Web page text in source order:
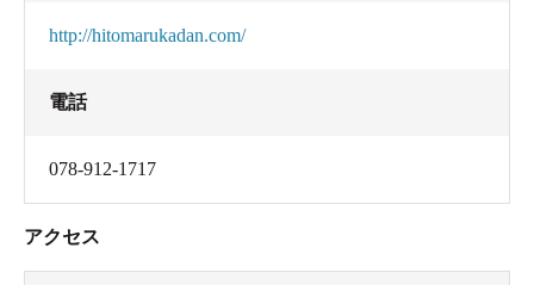
http://hitomarukadan.com/
電話
078-912-1717
アクセス